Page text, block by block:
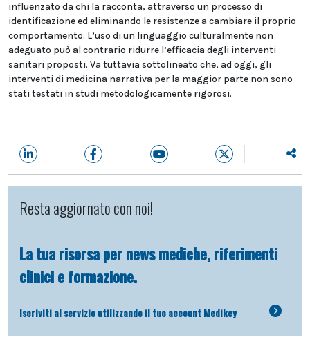
influenzato da chi la racconta, attraverso un processo di
identificazione ed eliminando le resistenze a cambiare il proprio
comportamento. L’uso di un linguaggio culturalmente non
adeguato può al contrario ridurre l’efficacia degli interventi
sanitari proposti. Va tuttavia sottolineato che, ad oggi, gli
interventi di medicina narrativa per la maggior parte non sono
stati testati in studi metodologicamente rigorosi.
Resta aggiornato con noi!
La tua risorsa per news mediche, riferimenti
clinici e formazione.
Iscriviti al servizio utilizzando il tuo account Medikey